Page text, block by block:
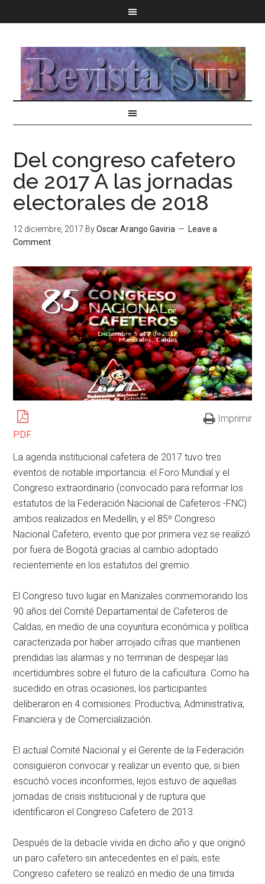
Del congreso cafetero
de 2017 A las jornadas
electorales de 2018
12 diciembre, 2017 ByOscar Arango Gaviria
Leave a
Comment
PDF
Imprimir
La agenda institucional cafetera de 2017 tuvo tres
eventos de notable importancia: el Foro Mundial y el
Congreso extraordinario (convocado para reformar los
estatutos de la Federación Nacional de Cafeteros -FNC)
ambos realizados en Medellín, y el 85º Congreso
Nacional Cafetero, evento que por primera vez se realizó
por fuera de Bogotá gracias al cambio adoptado
recientemente en los estatutos del gremio.
El Congreso tuvo lugar en Manizales conmemorando los
90 años del Comité Departamental de Cafeteros de
Caldas, en medio de una coyuntura económica y política
caracterizada por haber arrojado cifras que mantienen
prendidas las alarmas y no terminan de despejar las
incertidumbres sobre el futuro de la caficultura. Como ha
sucedido en otras ocasiones, los participantes
deliberaron en 4 comisiones: Productiva, Administrativa,
Financiera y de Comercialización.
El actual Comité Nacional y el Gerente de la Federación
consiguieron convocar y realizar un evento que, si bien
escuchó voces inconformes, lejos estuvo de aquellas
jornadas de crisis institucional y de ruptura que
identificaron el Congreso Cafetero de 2013.
Después de la debacle vivida en dicho año y que originó
un paro cafetero sin antecedentes en el país, este
Congreso cafetero se realizó en medio de una tímida